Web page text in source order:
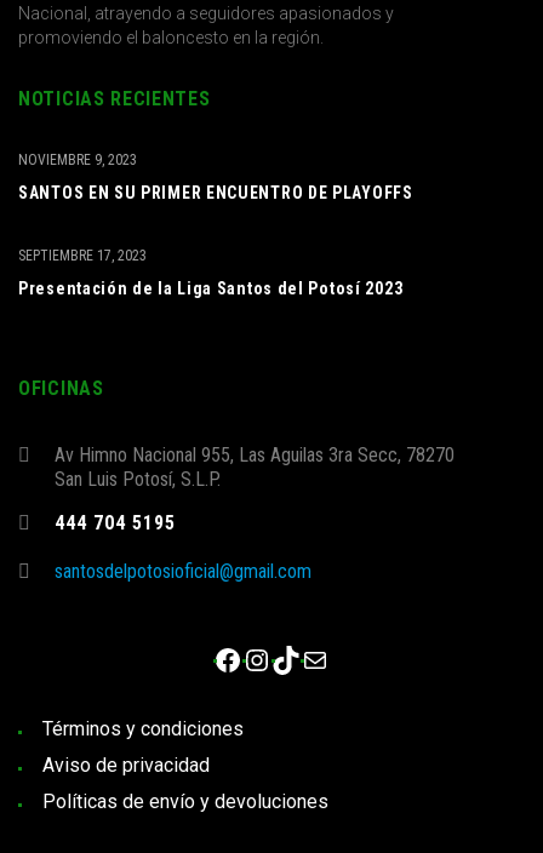
Nacional, atrayendo a seguidores apasionados y
promoviendo el baloncesto en la región.
NOTICIAS RECIENTES
SANTOS EN SU PRIMER ENCUENTRO DE PLAYOFFS
NOVIEMBRE 9, 2023
Presentación de la Liga Santos del Potosí 2023
SEPTIEMBRE 17, 2023
OFICINAS
Av Himno Nacional 955, Las Aguilas 3ra Secc, 78270
San Luis Potosí, S.L.P.
444 704 5195
santosdelpotosioficial@gmail.com
Facebook
Instagram
TikTok
Correo electrónico
Términos y condiciones
Aviso de privacidad
Políticas de envío y devoluciones